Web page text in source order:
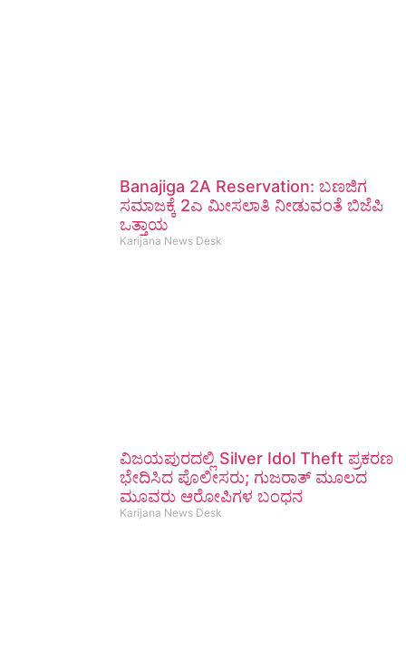
Banajiga 2A Reservation: ಬಣಜಿಗ
ಸಮಾಜಕ್ಕೆ 2ಎ ಮೀಸಲಾತಿ ನೀಡುವಂತೆ ಬಿಜೆಪಿ
ಒತ್ತಾಯ
Karijana News Desk
ವಿಜಯಪುರದಲ್ಲಿ Silver Idol Theft ಪ್ರಕರಣ
ಭೇದಿಸಿದ ಪೊಲೀಸರು; ಗುಜರಾತ್ ಮೂಲದ
ಮೂವರು ಆರೋಪಿಗಳ ಬಂಧನ
Karijana News Desk